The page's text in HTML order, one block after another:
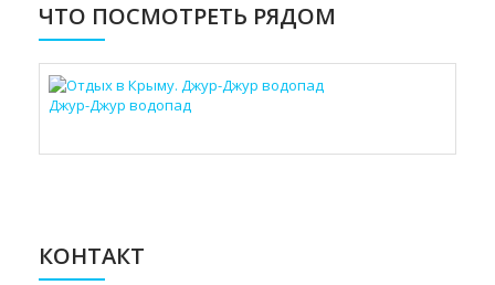
ЧТО ПОСМОТРЕТЬ РЯДОМ
Джур-Джур водопад
КОНТАКТ